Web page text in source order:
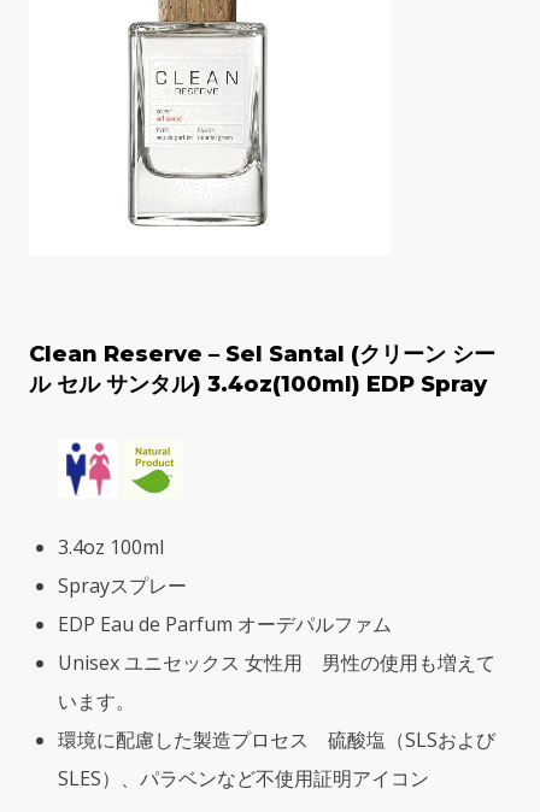
Clean Reserve – Sel Santal (クリーン シー
ル セル サンタル) 3.4oz(100ml) EDP Spray
3.4oz 100ml
Sprayスプレー
EDP Eau de Parfum オーデパルファム
Unisex ユニセックス 女性用 男性の使用も増えて
います。
環境に配慮した製造プロセス 硫酸塩（SLSおよび
SLES）、パラベンなど不使用証明アイコン